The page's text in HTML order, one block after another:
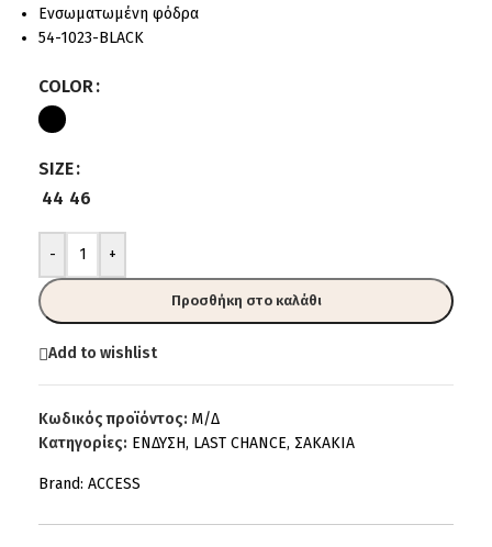
Ενσωματωμένη φόδρα
54-1023-BLACK
COLOR
SIZE
44 46
- +
Προσθήκη στο καλάθι
Add to wishlist
Κωδικός προϊόντος: Μ/Δ
Κατηγορίες: ΕΝΔΥΣΗ, LAST CHANCE, ΣΑΚΑΚΙΑ
Brand: ACCESS